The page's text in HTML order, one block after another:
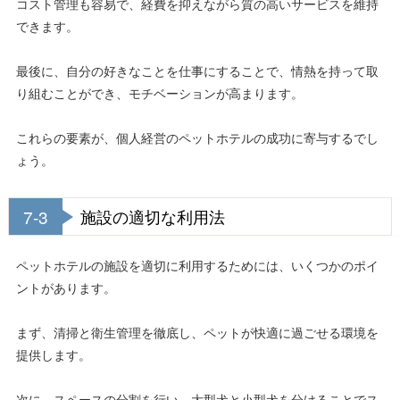
できます。
最後に、自分の好きなことを仕事にすることで、情熱を持って取
り組むことができ、モチベーションが高まります。
これらの要素が、個人経営のペットホテルの成功に寄与するでし
ょう。
7-3 施設の適切な利用法
ペットホテルの施設を適切に利用するためには、いくつかのポイ
ントがあります。
まず、清掃と衛生管理を徹底し、ペットが快適に過ごせる環境を
提供します。